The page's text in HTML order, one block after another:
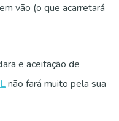
vão (o que acarretará
e aceitação de
não fará muito pela sua